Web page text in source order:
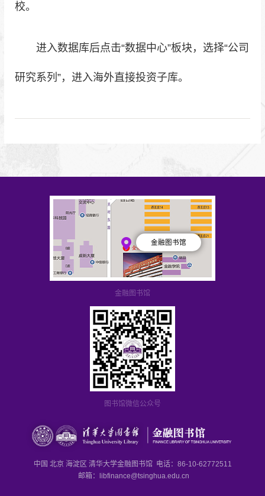
校。
进入数据库后点击“数据中心”板块，选择“公司
研究系列”，进入海外直接投资子库。
中国 北京 海淀区 清华大学金融图书馆 电话：86-10-62772511
邮箱：libfinance@tsinghua.edu.cn
金融图书馆
金融图书馆
图书馆微信公众号